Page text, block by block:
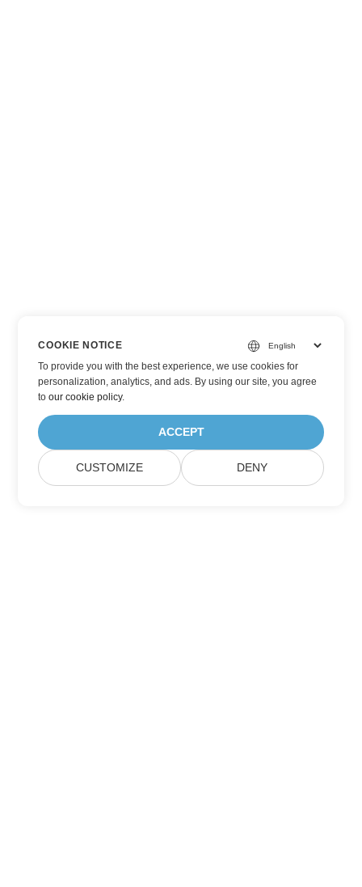
COOKIE NOTICE
To provide you with the best experience, we use cookies for
personalization, analytics, and ads. By using our site, you agree
toour cookie policy.
ACCEPT
CUSTOMIZE DENY